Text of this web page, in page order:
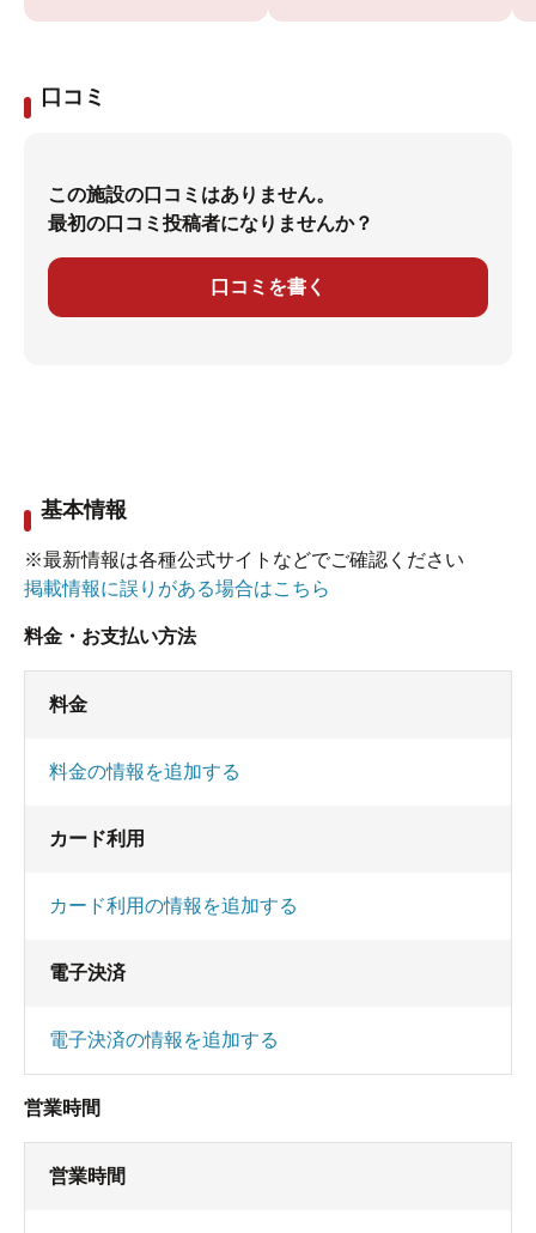
口コミ
この施設の口コミはありません。
最初の口コミ投稿者になりませんか？
口コミを書く
基本情報
※最新情報は各種公式サイトなどでご確認ください
掲載情報に誤りがある場合はこちら
料金・お支払い方法
料金
料金の情報を追加する
カード利用
カード利用の情報を追加する
電子決済
電子決済の情報を追加する
営業時間
営業時間